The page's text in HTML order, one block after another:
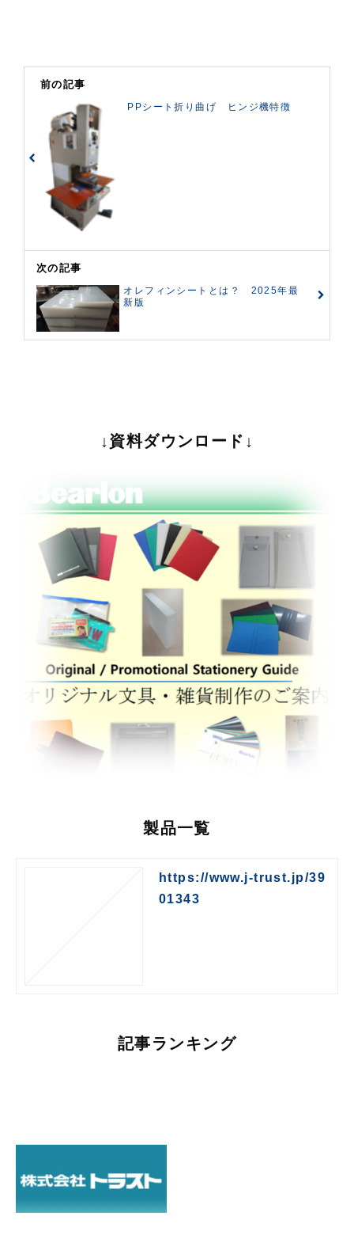
前の記事
PPシート折り曲げ ヒンジ機特徴
次の記事
オレフィンシートとは？ 2025年最
新版
↓資料ダウンロード↓
製品一覧
https://www.j-trust.jp/39
01343
記事ランキング